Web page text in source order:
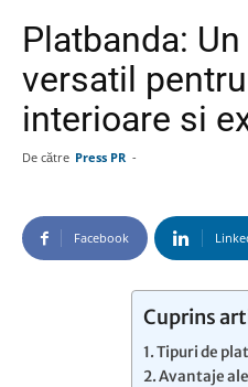
Platbanda:
versatil
interioare si
De către Press PR -
Facebook
Cuprins
Tipuri de
Avantaje